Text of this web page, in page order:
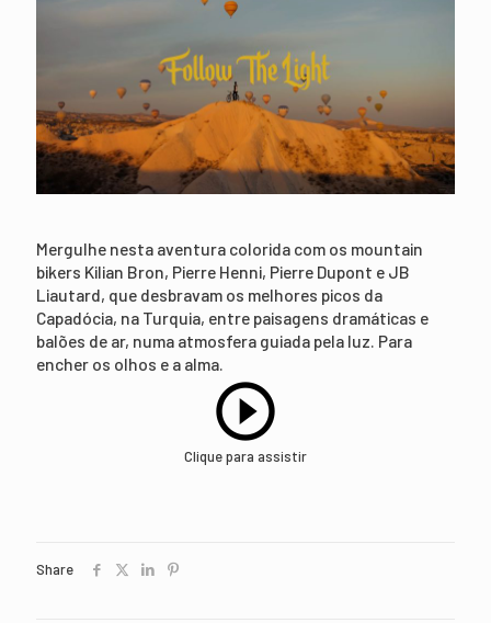
Mergulhe nesta aventura colorida com os mountain
bikers Kilian Bron, Pierre Henni, Pierre Dupont e JB
Liautard, que desbravam os melhores picos da
Capadócia, na Turquia, entre paisagens dramáticas e
balões de ar, numa atmosfera guiada pela luz. Para
encher os olhos e a alma.
Clique para assistir
Share